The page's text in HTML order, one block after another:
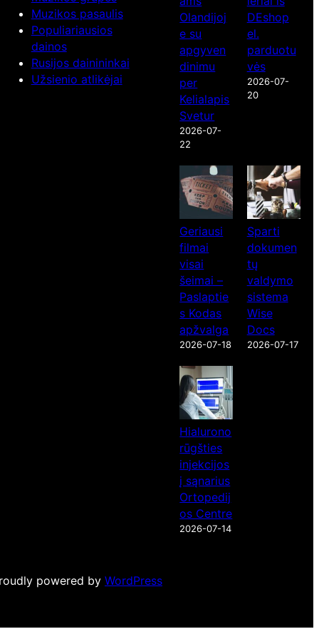
Muzikos pasaulis
Populiariausios
dainos
Rusijos dainininkai
Užsienio atlikėjai
Olandijoj
e su
apgyven
dinimu
per
Kelialapis
Svetur
2026-07-
22
DEshop
el.
parduotu
vės
2026-07-
20
Geriausi
filmai
visai
šeimai –
Paslaptie
s Kodas
apžvalga
2026-07-18
Sparti
dokumen
tų
valdymo
sistema
Wise
Docs
2026-07-17
Hialurono
rūgšties
injekcijos
į sąnarius
Ortopedij
os Centre
2026-07-14
powered by WordPress